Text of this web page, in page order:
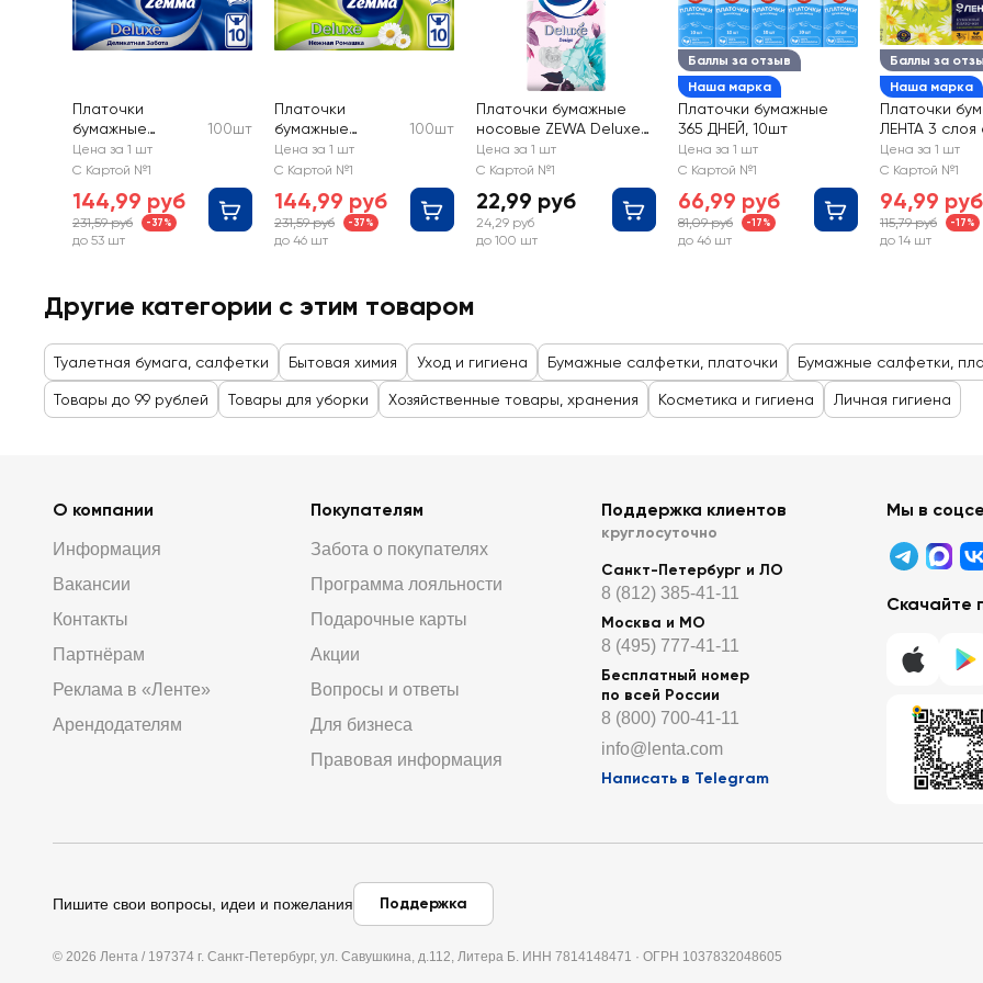
Платочки
бумажные
носовые ZEMMA
Деликатная
100шт
Цена за 1 шт
С Картой №1
144,99 руб
231,59 руб -37%
до 53 шт
Платочки
бумажные
носовые ZEMMA
Deluxe Нежная
100шт
Цена за 1 шт
С Картой №1
144,99 руб
231,59 руб -37%
до 46 шт
Платочки бумажные
носовые ZEWA Deluxe
Design 3-слоя
Цена за 1 шт
С Картой №1
22,99 руб
24,29 руб
до 100 шт
Баллы за отзыв
Наша марка
Платочки бумажные
365 ДНЕЙ, 10шт
Цена за 1 шт
С Картой №1
66,99 руб
81,09 руб -17%
до 46 шт
Баллы за
Наша марка
Платочки
ЛЕНТА 3 слоя
ароматом
10x10шт
Цена за 1 шт
С Картой №1
94,99 руб
115,79 руб -17%
до 14 шт
Другие категории с этим товаром
Туалетная бумага, салфетки Бытовая химия Уход и гигиена Бумажные салфетки, платочки Бумажные салфетки,
Товары до 99 рублей Товары для уборки Хозяйственные товары, хранения Косметика и гигиена Личная гигиена
О компании
Информация
Вакансии
Контакты
Партнёрам
Реклама в «Ленте»
Арендодателям
Покупателям
Забота о покупателях
Программа лояльности
Подарочные карты
Акции
Вопросы и ответы
Для бизнеса
Правовая информация
Поддержка клиентов
круглосуточно
Санкт-Петербург и ЛО
8 (812) 385-41-11
Москва и МО
8 (495) 777-41-11
Бесплатный номер
по всей России
8 (800) 700-41-11
info@lenta.com
Написать в Telegram
Мы в
Скачайте
Пишите свои вопросы, идеи и пожелания Поддержка
© 2026 Лента / 197374 г. Санкт-Петербург, ул. Савушкина, д.112, Литера Б. ИНН 7814148471 · ОГРН 1037832048605